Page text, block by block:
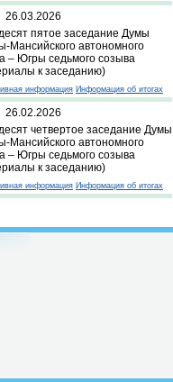
26.03.2026
пятое заседание Думы
Мансийского автономного
– Югры седьмого созыва
к заседанию)
информация Информация об итогах
26.02.2026
четвертое заседание Думы
Мансийского автономного
– Югры седьмого созыва
к заседанию)
информация Информация об итогах